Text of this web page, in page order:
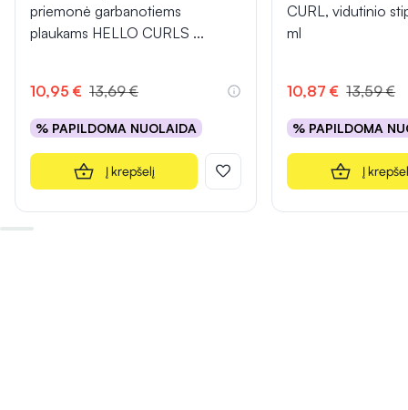
priemonė garbanotiems
plaukams HELLO CURLS ...
10,95 € 13,69 €
% PAPILDOMA NUOLAIDA
Į krepšelį
CURL, vidutinio
ml
10,87 € 13,59 €
% PAPILDOMA
Į